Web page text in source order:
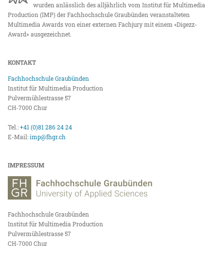
wurden anlässlich des alljährlich vom Institut für Multimedia
Production (IMP) der Fachhochschule Graubünden veranstalteten
Multimedia Awards von einer externen Fachjury mit einem «Digezz-
Award» ausgezeichnet.
KONTAKT
Fachhochschule Graubünden
Institut für Multimedia Production
Pulvermühlestrasse 57
CH-7000 Chur
Tel.:+41 (0)81 286 24 24
E-Mail:imp@fhgr.ch
IMPRESSUM
Fachhochschule Graubünden
Institut für Multimedia Production
Pulvermühlestrasse 57
CH-7000 Chur